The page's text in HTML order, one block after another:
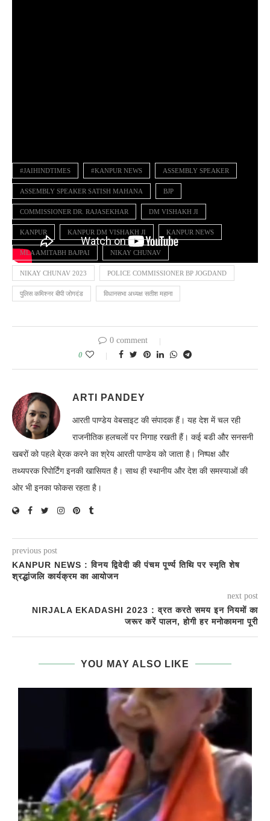
#JAIHINDTIMES #KANPUR NEWS ASSEMBLY SPEAKER
ASSEMBLY SPEAKER SATISH MAHANA BJP
COMMISSIONER DR. RAJASEKHAR DM VISHAKH JI
KANPUR KANPUR DM VISHAKH JI KANPUR NEWS
MLA AMITABH BAJPAI NIKAY CHUNAV
NIKAY CHUNAV 2023 POLICE COMMISSIONER BP JOGDAND
पुलिस कमिश्नर बीपी जोगदंड विधानसभा अध्यक्ष सतीश महाना
0 comment
0
ARTI PANDEY
आरती पाण्डेय वेबसाइट की संपादक हैं। यह देश में चल रही
राजनीतिक हलचलों पर निगाह रखती हैं। कई बडी और सनसनी
खबरों को पहले बे्रक करने का श्रेय आरती पाण्डेय को जाता है। निष्पक्ष और
तथ्यपरक रिपोर्टिंग इनकी खासियत है। साथ ही स्थानीय और देश की समस्याओं की
ओर भी इनका फोकस रहता है।
previous post
KANPUR NEWS : विनय द्विवेदी की पंचम पूर्ण्य तिथि पर स्मृति शेष
श्रद्धांजलि कार्यक्रम का आयोजन
next post
NIRJALA EKADASHI 2023 : व्रत करते समय इन नियमों का
जरूर करें पालन, होगी हर मनोकामना पूरी
YOU MAY ALSO LIKE